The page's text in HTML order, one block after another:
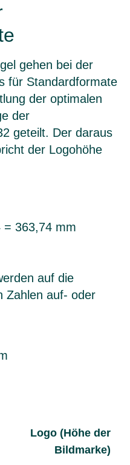
gehen bei der
für Standardformate
der optimalen
der
geteilt. Der daraus
der Logohöhe
= 363,74 mm
auf die
Zahlen auf- oder
Logo (Höhe der
Bildmarke)